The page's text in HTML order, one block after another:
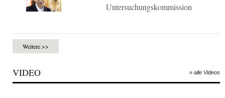
Untersuchungskommission
Weitere >>
VIDEO » alle Videos